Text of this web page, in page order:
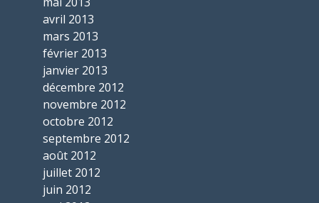
avril 2013
mars 2013
février 2013
janvier 2013
décembre 2012
novembre 2012
octobre 2012
septembre 2012
août 2012
juillet 2012
juin 2012